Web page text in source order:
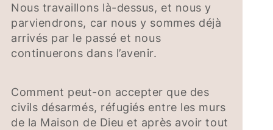
Nous travaillons là-dessus, et nous y
parviendrons, car nous y sommes déjà
arrivés par le passé et nous
continuerons dans l’avenir.
Comment peut-on accepter que des
civils désarmés, réfugiés entre les murs
de la Maison de Dieu et après avoir tout